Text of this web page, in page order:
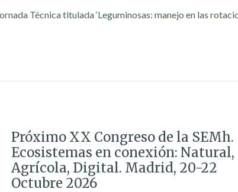
Técnica titulada ‘Leguminosas: manejo en las
Próximo XX Congreso de la SEMh.
Ecosistemas en conexión: Natural,
Agrícola, Digital. Madrid, 20-22
Octubre 2026